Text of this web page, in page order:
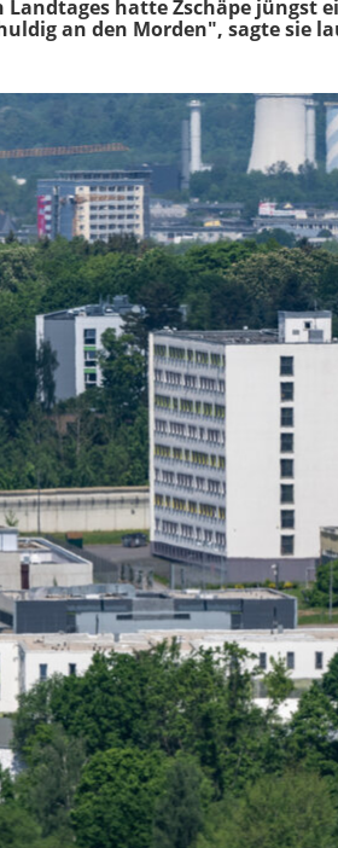
hatte Zschäpe jüngst
an den Morden", sagte sie